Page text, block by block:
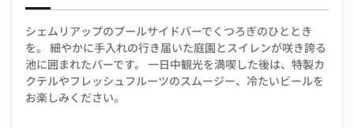
シェムリアップのプールサイドバーでくつろぎのひととき
を。 細やかに手入れの行き届いた庭園とスイレンが咲き誇る
池に囲まれたバーです。 一日中観光を満喫した後は、特製カ
クテルやフレッシュフルーツのスムージー、冷たいビールを
お楽しみください。